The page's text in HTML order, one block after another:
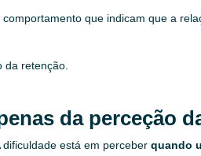
que indicam que a
retenção.
da perceção
dificuldade está em perceberquando